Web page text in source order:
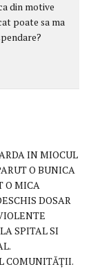
din motive
poate sa ma
IN MIOCUL
O BUNICA
O MICA
DOSAR
SPITAL SI
COMUNITĂȚII.